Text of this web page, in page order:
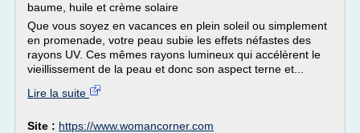
baume, huile et crème solaire
Que vous soyez en vacances en plein soleil ou simplement
en promenade, votre peau subie les effets néfastes des
rayons UV. Ces mêmes rayons lumineux qui accélèrent le
vieillissement de la peau et donc son aspect terne et...
Lire la suite
Site : https://www.womancorner.com